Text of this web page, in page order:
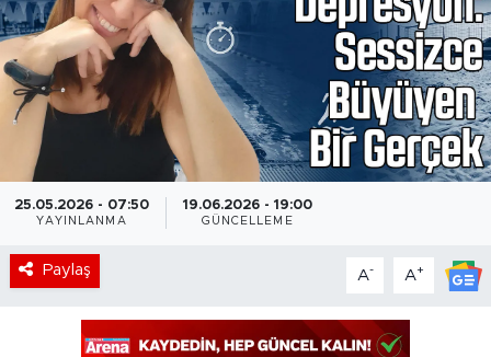
25.05.2026 - 07:50
YAYINLANMA
19.06.2026 - 19:00
GÜNCELLEME
Paylaş A- A+